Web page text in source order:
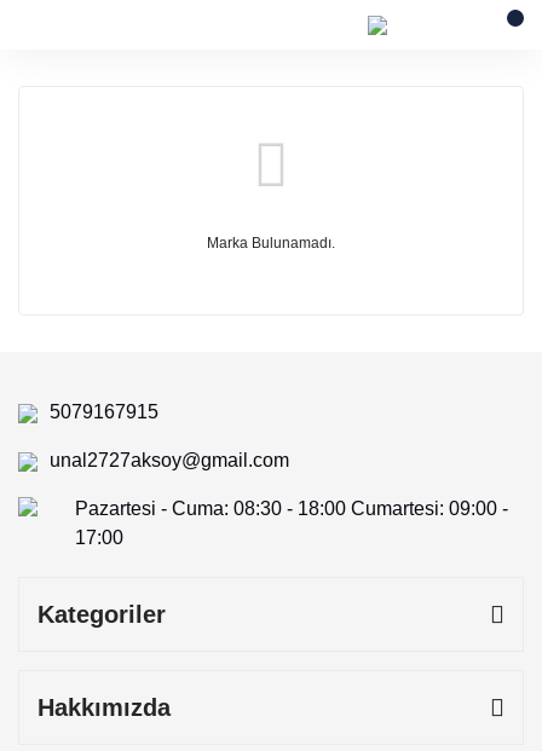
Marka Bulunamadı.
5079167915
unal2727aksoy@gmail.com
Pazartesi - Cuma: 08:30 - 18:00 Cumartesi: 09:00 -
17:00
Kategoriler
Hakkımızda